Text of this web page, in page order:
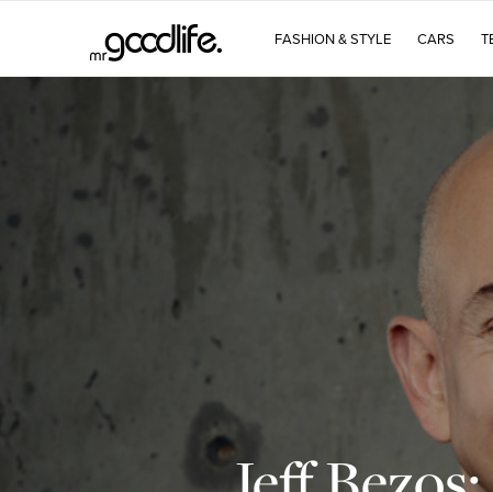
FASHION & STYLE CARS